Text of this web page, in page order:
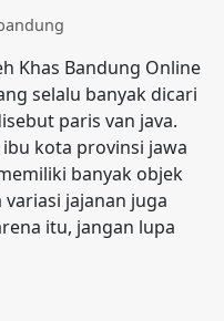
Khas Bandung Online
selalu banyak dicari
paris van java.
kota provinsi jawa
banyak objek
jajanan juga
itu, jangan lupa